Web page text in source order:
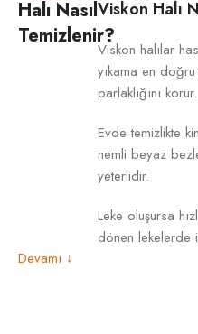
kullanılan alanlarda büyük
Pamuk tabanı, örgü saçak
1.700 gr ağırlığı ile
ömürlü bir kullanım sunar. En
modern serilerden biri olan
pratikliği ve şıklığı bir arada
kullanıcılar için doğru
Halı Nasıl
Temizlenir?
Viskon Halı
Viskon halılar
yıkama en doğru
parlaklığını korur.
Evde temizlikte
nemli beyaz
yeterlidir.
Leke oluşursa
dönen lekelerde
Devamı ↓